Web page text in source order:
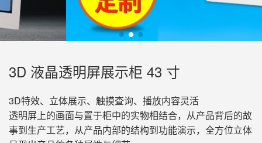
3D 液晶透明屏展示柜 43 寸
3D特效、立体展示、触摸查询、播放内容灵活
透明屏上的画面与置于柜中的实物相结合，从产品背后的故
事到生产工艺，从产品内部的结构到功能演示，全方位立体